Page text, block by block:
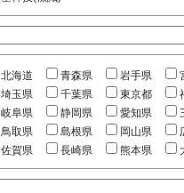
北海道 青森県 岩手県
埼玉県
千葉県 東京都
岐阜県
静岡県 愛知県
鳥取県
島根県 岡山県
佐賀県
長崎県 熊本県